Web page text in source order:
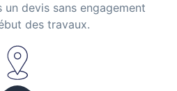
devis sans engagement
des travaux.